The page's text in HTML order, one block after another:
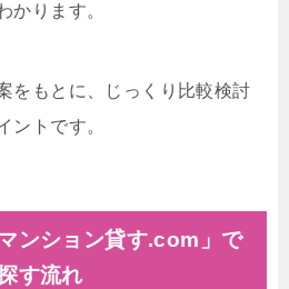
かります。
をもとに、じっくり比較検討
ントです。
ンション貸す.com」で
す流れ